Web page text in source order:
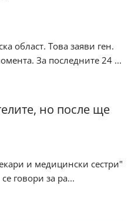
област. Това заяви ген.
За последните 24 ...
но после ще
и медицински сестри"
говори за ра...